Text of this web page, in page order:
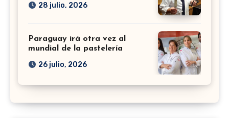
28 julio, 2026
Paraguay irá otra vez al
mundial de la pastelería
26 julio, 2026